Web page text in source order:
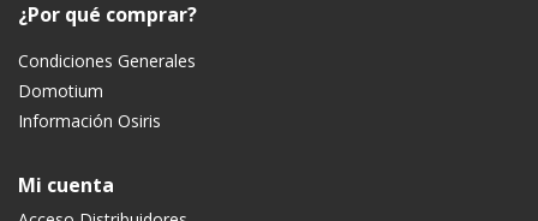
¿Por qué comprar?
Condiciones Generales
Domotium
Información Osiris
Mi cuenta